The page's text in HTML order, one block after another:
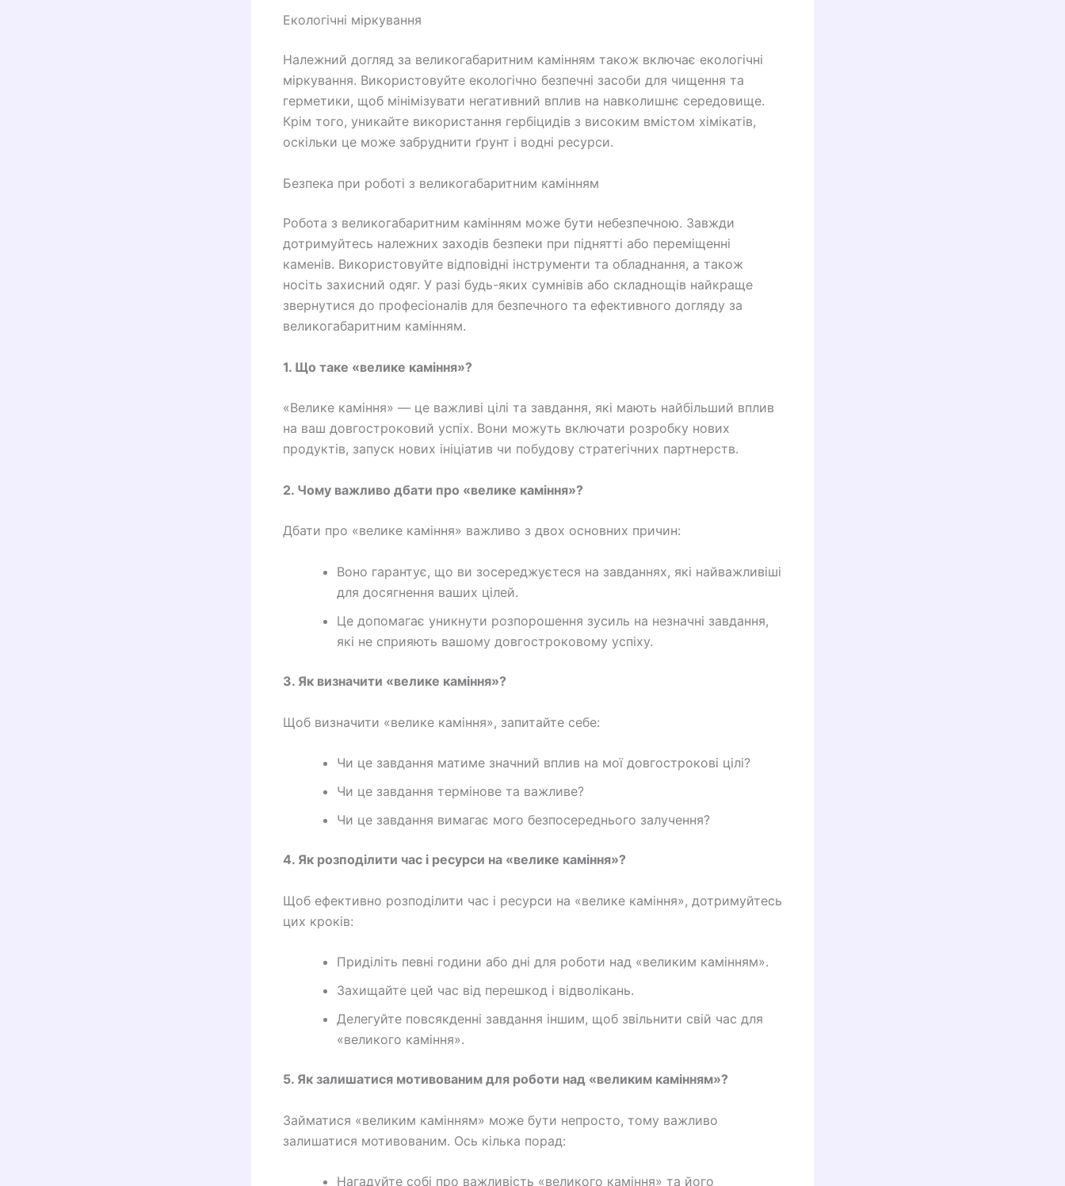
Екологічні міркування
Належний догляд за великогабаритним камінням також включає екологічні
міркування. Використовуйте екологічно безпечні засоби для чищення та
герметики, щоб мінімізувати негативний вплив на навколишнє середовище.
Крім того, уникайте використання гербіцидів з високим вмістом хімікатів,
оскільки це може забруднити ґрунт і водні ресурси.
Безпека при роботі з великогабаритним камінням
Робота з великогабаритним камінням може бути небезпечною. Завжди
дотримуйтесь належних заходів безпеки при піднятті або переміщенні
каменів. Використовуйте відповідні інструменти та обладнання, а також
носіть захисний одяг. У разі будь-яких сумнівів або складнощів найкраще
звернутися до професіоналів для безпечного та ефективного догляду за
великогабаритним камінням.
1. Що таке «велике каміння»?
«Велике каміння» — це важливі цілі та завдання, які мають найбільший вплив
на ваш довгостроковий успіх. Вони можуть включати розробку нових
продуктів, запуск нових ініціатив чи побудову стратегічних партнерств.
2. Чому важливо дбати про «велике каміння»?
Дбати про «велике каміння» важливо з двох основних причин:
Воно гарантує, що ви зосереджуєтеся на завданнях, які найважливіші
для досягнення ваших цілей.
Це допомагає уникнути розпорошення зусиль на незначні завдання,
які не сприяють вашому довгостроковому успіху.
3. Як визначити «велике каміння»?
Щоб визначити «велике каміння», запитайте себе:
Чи це завдання матиме значний вплив на мої довгострокові цілі?
Чи це завдання термінове та важливе?
Чи це завдання вимагає мого безпосереднього залучення?
4. Як розподілити час і ресурси на «велике каміння»?
Щоб ефективно розподілити час і ресурси на «велике каміння», дотримуйтесь
цих кроків:
Приділіть певні години або дні для роботи над «великим камінням».
Захищайте цей час від перешкод і відволікань.
Делегуйте повсякденні завдання іншим, щоб звільнити свій час для
«великого каміння».
5. Як залишатися мотивованим для роботи над «великим камінням»?
Займатися «великим камінням» може бути непросто, тому важливо
залишатися мотивованим. Ось кілька порад:
Нагадуйте собі про важливість «великого каміння» та його